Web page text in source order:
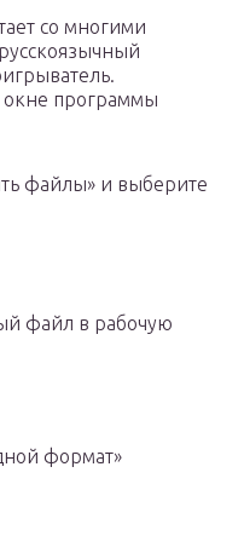
со многими
окне программы
файлы» и выберите
файл в рабочую
формат»